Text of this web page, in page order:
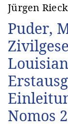
Jürgen Rieck
Puder,
Nomos